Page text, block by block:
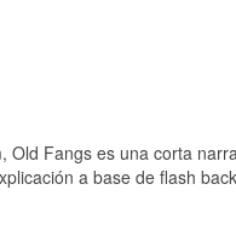
Old Fangs es una corta
a base de flash